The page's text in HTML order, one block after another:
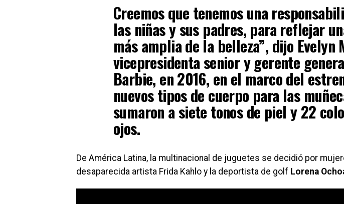
Creemos que tenemos una
las niñas y sus padres, para reflejar
más amplia de la belleza”, dijo Evelyn
vicepresidenta senior y gerente
Barbie, en 2016, en el marco del
nuevos tipos de cuerpo para las
sumaron a siete tonos de piel y 22
ojos.
De América Latina, la multinacional de juguetes se decidió por
desaparecida artista Frida Kahlo y la deportista de golf Lorena